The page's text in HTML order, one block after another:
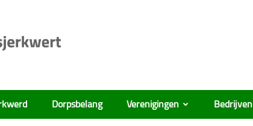
Dorpsbelang Verenigingen Bedrijven